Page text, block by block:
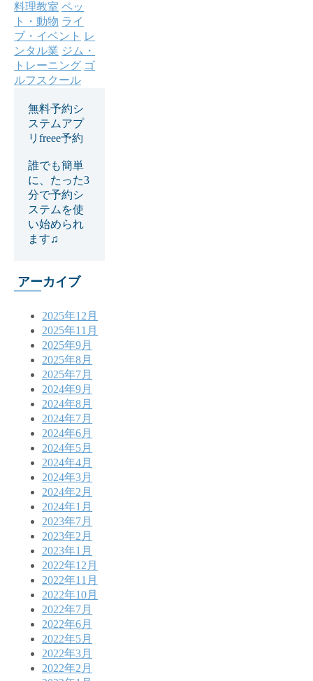
料理教室 ペッ
ト・動物 ライ
ブ・イベント レ
ンタル業 ジム・
トレーニング ゴ
ルフスクール
無料予約シ
ステムアプ
リfreee予約
誰でも簡単
に、たった3
分で予約シ
ステムを使
い始められ
ます♫
アーカイブ
2025年12月
2025年11月
2025年9月
2025年8月
2025年7月
2024年9月
2024年8月
2024年7月
2024年6月
2024年5月
2024年4月
2024年3月
2024年2月
2024年1月
2023年7月
2023年2月
2023年1月
2022年12月
2022年11月
2022年10月
2022年7月
2022年6月
2022年5月
2022年3月
2022年2月